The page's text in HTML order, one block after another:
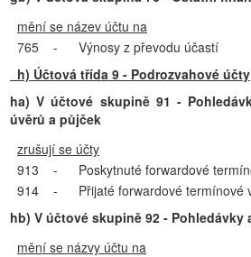
mění se název účtu na
765
-
Výnosy z převodu účastí
h) Účtová třída 9 - Podrozvahové účty
ha) V účtové skupině 91 -
úvěrů a půjček
zrušují se účty
913
-
Poskytnuté forwardové
914
-
Přijaté forwardové termínové
hb) V účtové skupině 92 - Pohledávky
mění se názvy účtu na